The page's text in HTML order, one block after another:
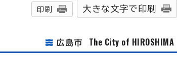
印刷 大きな文字で印刷
広島市 The City of HIROSHIMA